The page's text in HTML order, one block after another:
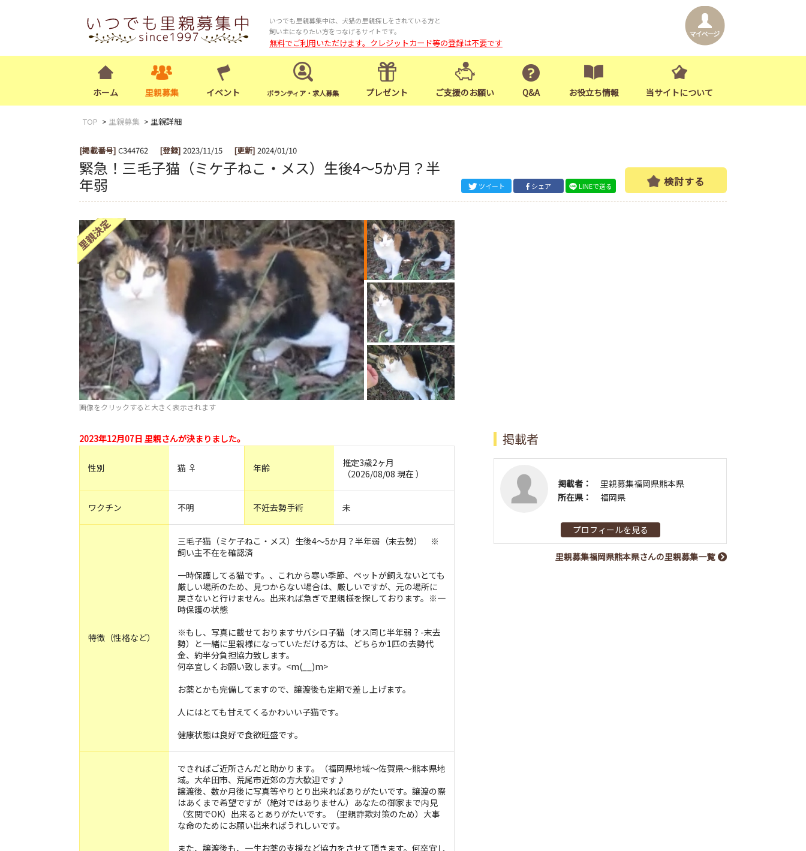
いつでも里親募集中は、犬猫の里親探しをされている方と
飼い主になりたい方をつなげるサイトです。
無料でご利用いただけます。クレジットカード等の登録は不要です
ホーム 里親募集 イベント ボランティア・求人募集 プレゼント ご支援のお願い Q&A お役立ち情報 当サイトについて
TOP 里親募集 里親詳細
[掲載番号] C344762 [登録] 2023/11/15 [更新] 2024/01/10
緊急！三毛子猫（ミケ子ねこ・メス）生後4～5か月？半
年弱
ツイート シェア LINEで送る 検討する
画像をクリックすると大きく表示されます
2023年12月07日 里親さんが決まりました。
性別 猫 ♀ 年齢
推定3歳2ヶ月
（2026/08/08 現在 ）
ワクチン 不明 不妊去勢手術 未
特徴（性格など）
三毛子猫（ミケ子ねこ・メス）生後4～5か月？半年弱（末去勢） ※
飼い主不在を確認済
一時保護してる猫です。、これから寒い季節、ペットが飼えないとても
厳しい場所のため、見つからない場合は、厳しいですが、元の場所に
戻さないと行けません。出来れば急ぎで里親様を探しております。※一
時保護の状態
※もし、写真に載せておりますサバシロ子猫（オス同じ半年弱？-末去
勢）と一緒に里親様になっていただける方は、どちらか1匹の去勢代
金、約半分負担協力致します。
何卒宜しくお願い致します。<m(__)m>
お薬とかも完備してますので、譲渡後も定期で差し上げます。
人にはとても甘えてくるかわいい子猫です。
健康状態は良好で食欲旺盛です。
できればご近所さんだと助かります。（福岡県地域～佐賀県～熊本県地
域。大牟田市、荒尾市近郊の方大歓迎です♪
譲渡後、数か月後に写真等やりとり出来ればありがたいです。譲渡の際
はあくまで希望ですが（絶対ではありません）あなたの御家まで内見
（玄関でOK）出来るとありがたいです。（里親詐欺対策のため）大事
な命のためにお願い出来ればうれしいです。
また、譲渡後も、一生お薬の支援など協力をさせて頂きます。何卒宜し
掲載者
掲載者：
里親募集福岡県熊本県
所在県：
福岡県
プロフィールを見る
里親募集福岡県熊本県さんの里親募集一覧